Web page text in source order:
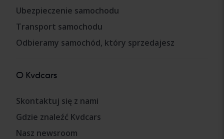
Ubezpieczenie samochodu
Transport samochodu
Odbieramy samochód, który sprzedajesz
O Kvdcars
Skontaktuj się z nami
Gdzie znaleźć Kvdcars
Nasz newsroom